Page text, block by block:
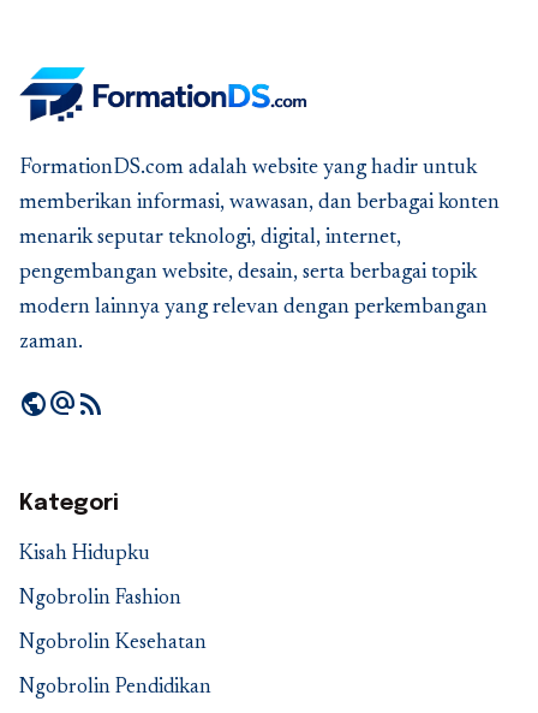
FormationDS.com adalah website yang hadir untuk
memberikan informasi, wawasan, dan berbagai konten
menarik seputar teknologi, digital, internet,
pengembangan website, desain, serta berbagai topik
modern lainnya yang relevan dengan perkembangan
zaman.
publicalternate_emailrss_feed
Kategori
Kisah Hidupku
Ngobrolin Fashion
Ngobrolin Kesehatan
Ngobrolin Pendidikan